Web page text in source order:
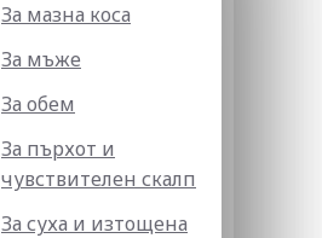
За мазна коса
За мъже
За обем
За пърхот и
чувствителен скалп
За суха и изтощена